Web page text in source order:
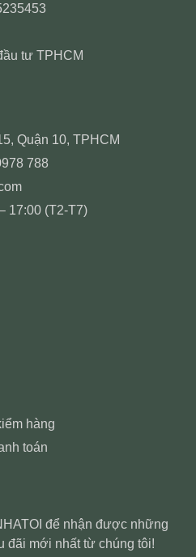
tư TPHCM
Quận 10, TPHCM
788
17:00 (T2-T7)
hàng
toán
để nhận được những
đãi mới nhất từ chúng tôi!